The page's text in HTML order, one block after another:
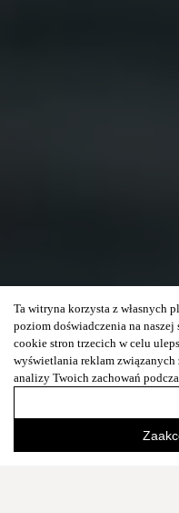
Ta witryna korzysta z własnych
poziom doświadczenia na
cookie stron trzecich w celu
wyświetlania reklam
analizy Twoich zachowań